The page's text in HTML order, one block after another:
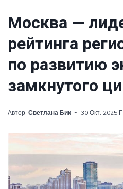
Москва —
рейтинга
по развитию
замкнутого
Автор: Светлана Бик 30 Окт. 2025 Г.